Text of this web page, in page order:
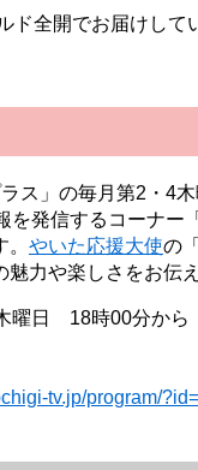
全開でお届けして
ス」の毎月第2・4
を発信するコーナー
やいた応援大使の
力や楽しさをお伝
曜日 18時00分から
tv.jp/program/